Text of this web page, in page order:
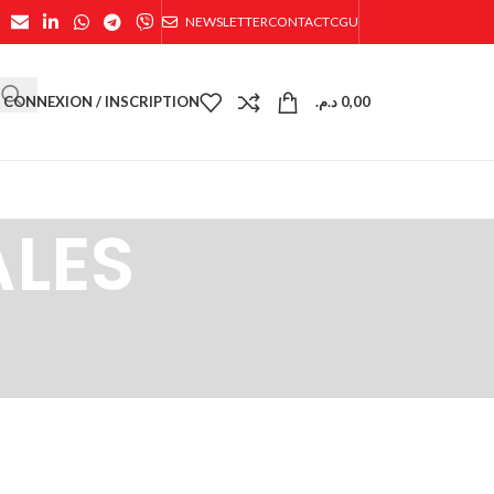
NEWSLETTERCONTACTCGU
CONNEXION / INSCRIPTION 0,00 د.م.